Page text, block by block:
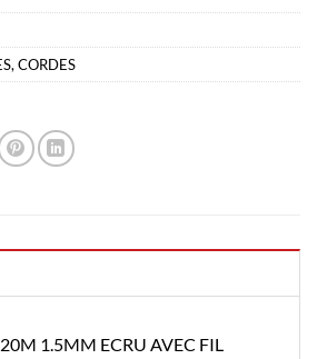
, CORDES
1.5MM ECRU AVEC FIL